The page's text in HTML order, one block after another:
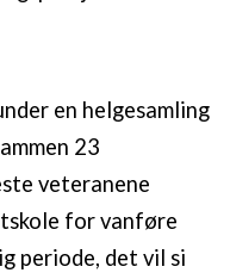
en helgesamling
23
veteranene
for vanføre
periode, det vil si